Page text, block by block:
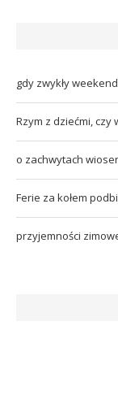
gdy zwykły weekend
Rzym z dziećmi, czy
o zachwytach
Ferie za kołem
przyjemności